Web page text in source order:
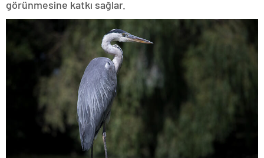
görünmesine katkı sağlar.